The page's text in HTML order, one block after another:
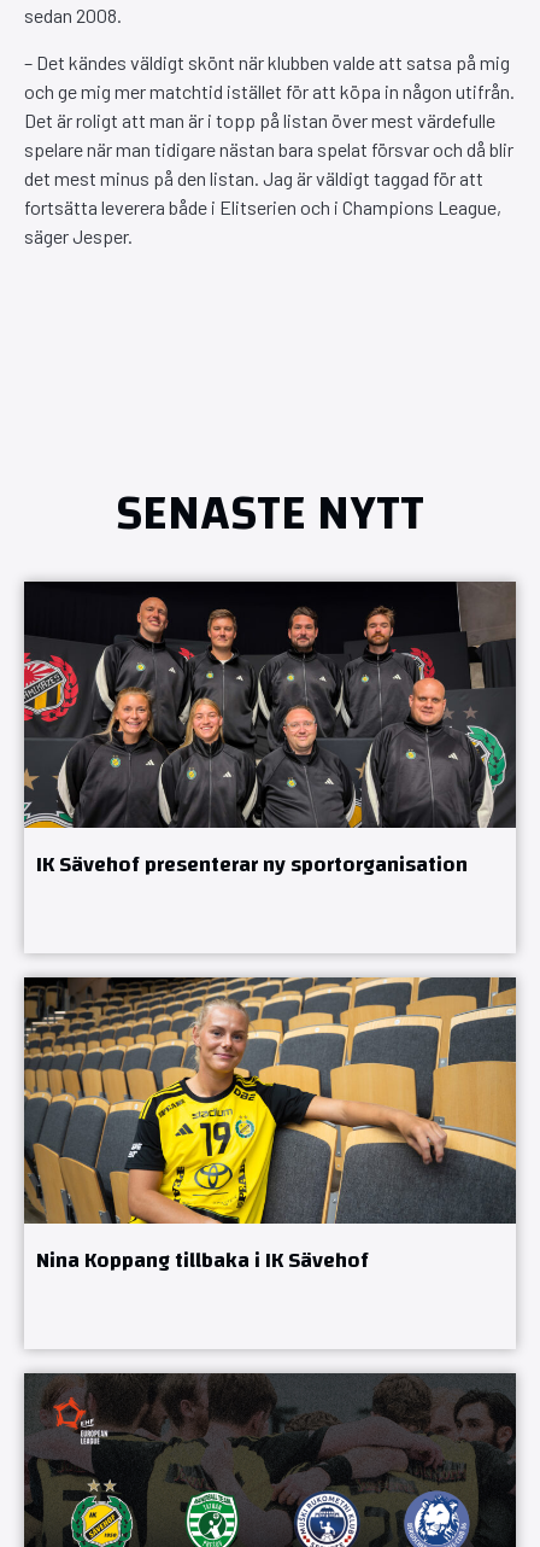
sedan 2008.
– Det kändes väldigt skönt när klubben valde att satsa på mig
och ge mig mer matchtid istället för att köpa in någon utifrån.
Det är roligt att man är i topp på listan över mest värdefulle
spelare när man tidigare nästan bara spelat försvar och då blir
det mest minus på den listan. Jag är väldigt taggad för att
fortsätta leverera både i Elitserien och i Champions League,
säger Jesper.
SENASTE NYTT
IK Sävehof presenterar ny sportorganisation
Nina Koppang tillbaka i IK Sävehof